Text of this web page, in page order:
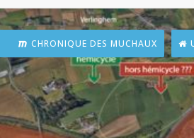
CHRONIQUE DES MUCHAUX